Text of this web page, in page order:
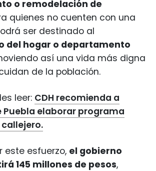
o remodelación de
quienes no cuenten con una
ser destinado al
del hogar o departamento
así una vida más digna
de la población.
leer: CDH recomienda a
Puebla elaborar programa
este esfuerzo, el gobierno
145 millones de pesos,